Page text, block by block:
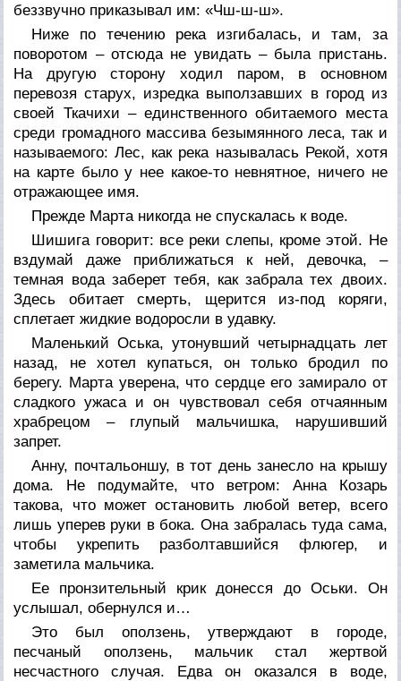
беззвучно приказывал им: «Чш-ш-ш».
Ниже по течению река изгибалась, и там, за
поворотом – отсюда не увидать – была пристань.
На другую сторону ходил паром, в основном
перевозя старух, изредка выползавших в город из
своей Ткачихи – единственного обитаемого места
среди громадного массива безымянного леса, так и
называемого: Лес, как река называлась Рекой, хотя
на карте было у нее какое-то невнятное, ничего не
отражающее имя.
Прежде Марта никогда не спускалась к воде.
Шишига говорит: все реки слепы, кроме этой. Не
вздумай даже приближаться к ней, девочка, –
темная вода заберет тебя, как забрала тех двоих.
Здесь обитает смерть, щерится из-под коряги,
сплетает жидкие водоросли в удавку.
Маленький Оська, утонувший четырнадцать лет
назад, не хотел купаться, он только бродил по
берегу. Марта уверена, что сердце его замирало от
сладкого ужаса и он чувствовал себя отчаянным
храбрецом – глупый мальчишка, нарушивший
запрет.
Анну, почтальоншу, в тот день занесло на крышу
дома. Не подумайте, что ветром: Анна Козарь
такова, что может остановить любой ветер, всего
лишь уперев руки в бока. Она забралась туда сама,
чтобы укрепить разболтавшийся флюгер, и
заметила мальчика.
Ее пронзительный крик донесся до Оськи. Он
услышал, обернулся и…
Это был оползень, утверждают в городе,
песчаный оползень, мальчик стал жертвой
несчастного случая. Едва он оказался в воде,